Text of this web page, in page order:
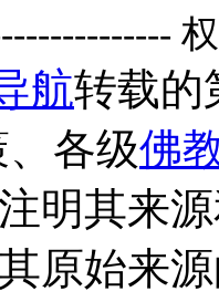
航转载的
各级佛
明其来
原始来